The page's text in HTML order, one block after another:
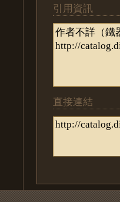
引用資訊
直接連結